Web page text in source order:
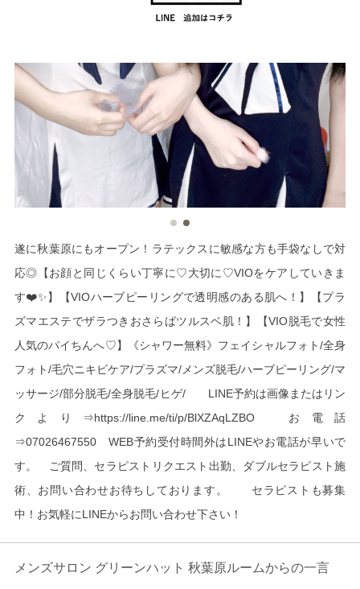
遂に秋葉原にもオープン！ラテックスに敏感な方も手袋なしで対
応◎【お顔と同じくらい丁寧に♡大切に♡VIOをケアしていきま
す❤️✨】【VIOハーブピーリングで透明感のある肌へ！】【プラ
ズマエステでザラつきおさらばツルスベ肌！】【VIO脱毛で女性
人気のパイちんへ♡】《シャワー無料》フェイシャルフォト/全身
フォト/毛穴ニキビケア/プラズマ/メンズ脱毛/ハーブピーリング/マ
ッサージ/部分脱毛/全身脱毛/ヒゲ/　　LINE予約は画像またはリン
クより⇒https://line.me/ti/p/BlXZAqLZBO　お電話
⇒07026467550　WEB予約受付時間外はLINEやお電話が早いで
す。　ご質問、セラピストリクエスト出勤、ダブルセラピスト施
術、お問い合わせお待ちしております。　　セラピストも募集
中！お気軽にLINEからお問い合わせ下さい！
メンズサロン グリーンハット 秋葉原ルームからの一言